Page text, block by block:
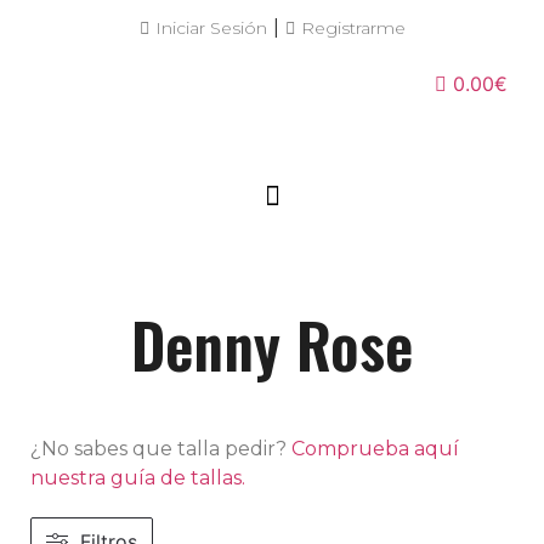
Iniciar Sesión Registrarme
0.00€
Denny Rose
¿No sabes que talla pedir? Comprueba aquí
nuestra guía de tallas.